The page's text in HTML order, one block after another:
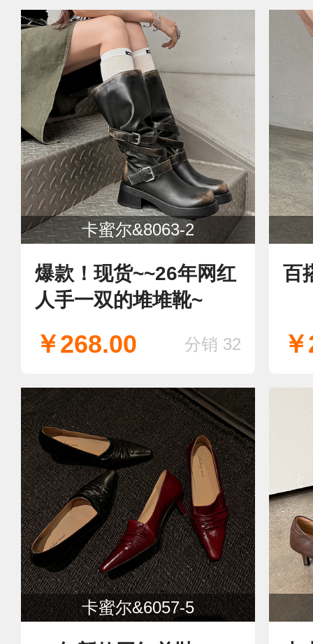
卡蜜尔&8063-2
爆款！现货~~26年网红
人手一双的堆堆靴~
￥268.00 分销 32
百
卡蜜尔&6057-5